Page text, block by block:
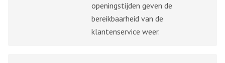
openingstijden geven de
bereikbaarheid van de
klantenservice weer.